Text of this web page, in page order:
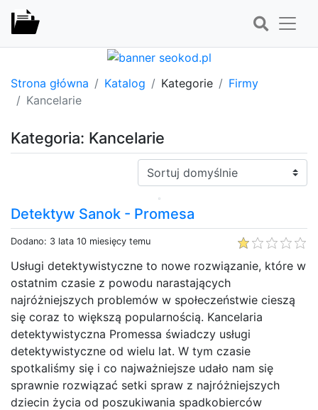
Strona główna Katalog Kategorie
Firmy
Kancelarie
Kategoria: Kancelarie
Sortuj:
Detektyw Sanok - Promesa
Dodano: 3 lata 10 miesięcy temu
Usługi detektywistyczne to nowe rozwiązanie, które w
ostatnim czasie z powodu narastających
najróżniejszych problemów w społeczeństwie cieszą
się coraz to większą popularnością. Kancelaria
detektywistyczna Promessa świadczy usługi
detektywistyczne od wielu lat. W tym czasie
spotkaliśmy się i co najważniejsze udało nam się
sprawnie rozwiązać setki spraw z najróżniejszych
dziecin życia od poszukiwania spadkobierców